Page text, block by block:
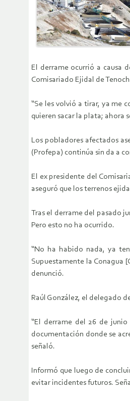
El derrame ocurrió a causa
Comisariado Ejidal de
“Se les volvió a tirar, ya me
quieren sacar la plata; ahora
Los pobladores afectados
(Profepa) continúa sin da a
El ex presidente del
aseguró que los terrenos
Tras el derrame del pasado
Pero esto no ha ocurrido.
“No ha habido nada, ya
Supuestamente la Conagua
denunció.
Raúl González, el delegado
“El derrame del 26 de
documentación donde se
señaló.
Informó que luego de
evitar incidentes futuros.